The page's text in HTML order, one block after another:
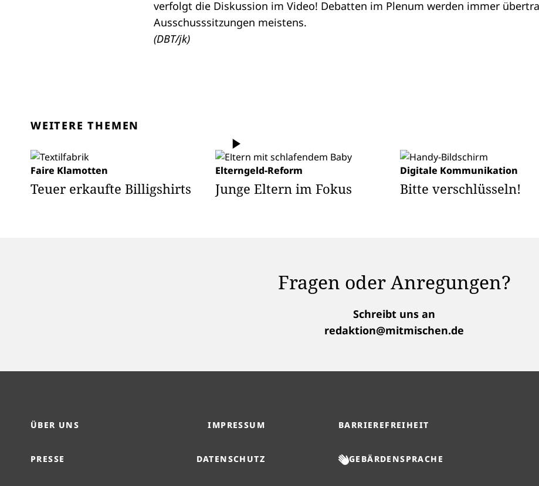
verfolgt die Diskussion im Video! Debatten im Plenum werden immer
Ausschusssitzungen meistens.
(DBT/jk)
WEITERE THEMEN
Faire Klamotten
Teuer erkaufte Billigshirts
Elterngeld-Reform
Junge Eltern im Fokus
Digitale Kommunikation
Bitte verschlüsseln!
Fragen oder Anregungen?
Schreibt uns an
redaktion@mitmischen.de
ÜBER UNS IMPRESSUM
PRESSE DATENSCHUTZ
BARRIEREFREIHEIT
GEBÄRDENSPRACHE